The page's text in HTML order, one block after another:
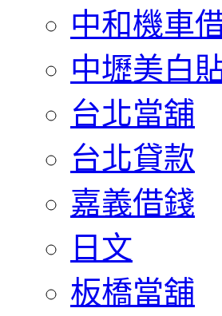
中和機車
中壢美白
台北當舖
台北貸款
嘉義借錢
日文
板橋當舖